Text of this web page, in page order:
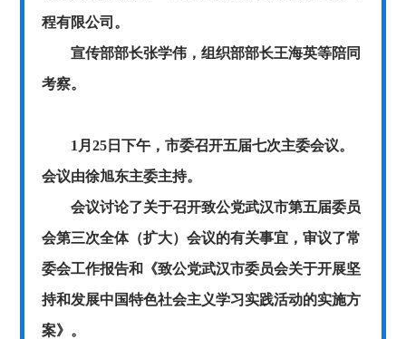
程有限公司。
宣传部部长张学伟，组织部部长王海英等陪同
考察。
1月25日下午，市委召开五届七次主委会议。
会议由徐旭东主委主持。
会议讨论了关于召开致公党武汉市第五届委员
会第三次全体（扩大）会议的有关事宜，审议了常
委会工作报告和《致公党武汉市委员会关于开展坚
持和发展中国特色社会主义学习实践活动的实施方
案》。